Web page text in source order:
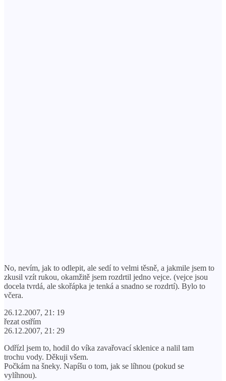
No, nevím, jak to odlepit, ale sedí to velmi těsně, a jakmile jsem to
zkusil vzít rukou, okamžitě jsem rozdrtil jedno vejce. (vejce jsou
docela tvrdá, ale skořápka je tenká a snadno se rozdrtí). Bylo to
včera.
26.12.2007, 21: 19
řezat ostřím
26.12.2007, 21: 29
Odřízl jsem to, hodil do víka zavařovací sklenice a nalil tam
trochu vody. Děkuji všem.
Počkám na šneky. Napíšu o tom, jak se líhnou (pokud se
vylíhnou).